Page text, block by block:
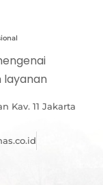
layanan
Kav. 11 Jakarta